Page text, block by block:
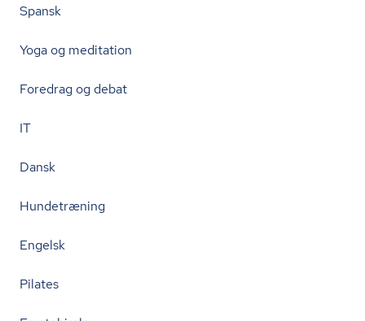
Spansk
Yoga og meditation
Foredrag og debat
IT
Dansk
Hundetræning
Engelsk
Pilates